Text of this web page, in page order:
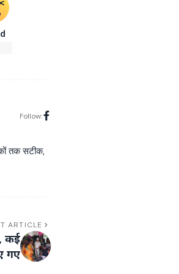
Follow:
तक सटीक,
ARTICLE
कई
गए